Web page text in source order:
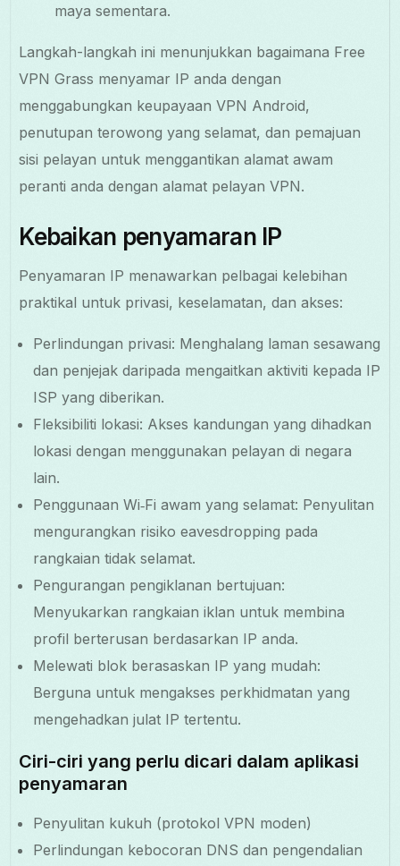
maya sementara.
Langkah-langkah ini menunjukkan bagaimana Free
VPN Grass menyamar IP anda dengan
menggabungkan keupayaan VPN Android,
penutupan terowong yang selamat, dan pemajuan
sisi pelayan untuk menggantikan alamat awam
peranti anda dengan alamat pelayan VPN.
Kebaikan penyamaran IP
Penyamaran IP menawarkan pelbagai kelebihan
praktikal untuk privasi, keselamatan, dan akses:
Perlindungan privasi: Menghalang laman sesawang
dan penjejak daripada mengaitkan aktiviti kepada IP
ISP yang diberikan.
Fleksibiliti lokasi: Akses kandungan yang dihadkan
lokasi dengan menggunakan pelayan di negara
lain.
Penggunaan Wi‑Fi awam yang selamat: Penyulitan
mengurangkan risiko eavesdropping pada
rangkaian tidak selamat.
Pengurangan pengiklanan bertujuan:
Menyukarkan rangkaian iklan untuk membina
profil berterusan berdasarkan IP anda.
Melewati blok berasaskan IP yang mudah:
Berguna untuk mengakses perkhidmatan yang
mengehadkan julat IP tertentu.
Ciri-ciri yang perlu dicari dalam aplikasi
penyamaran
Penyulitan kukuh (protokol VPN moden)
Perlindungan kebocoran DNS dan pengendalian